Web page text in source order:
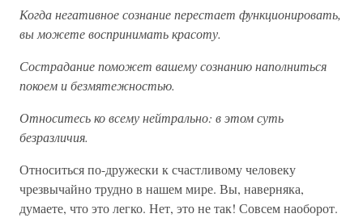
Когда негативное сознание перестает функционировать,
вы можете воспринимать красоту.
Сострадание поможет вашему сознанию наполниться
покоем и безмятежностью.
Относитесь ко всему нейтрально: в этом суть
безразличия.
Относиться по-дружески к счастливому человеку
чрезвычайно трудно в нашем мире. Вы, наверняка,
думаете, что это легко. Нет, это не так! Совсем наоборот.